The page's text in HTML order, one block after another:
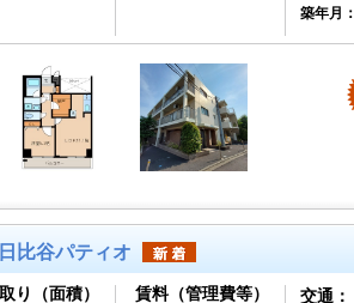
築年月：
比谷パティオ
り（面積） 賃料（管理費等） 交通：